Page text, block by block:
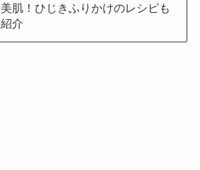
美肌！ひじきふりかけのレシピも
紹介